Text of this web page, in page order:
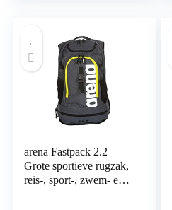
arena Fastpack 2.2
Grote sportieve rugzak,
reis-, sport-, zwem- en